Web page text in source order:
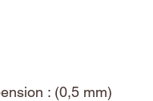
: (0,5 mm)